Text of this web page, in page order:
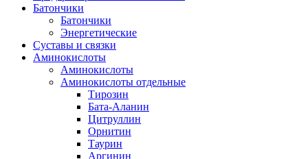
Батончики
Батончики
Энергетические
Суставы и связки
Аминокислоты
Аминокислоты
Аминокислоты отдельные
Тирозин
Бата-Аланин
Цитруллин
Орнитин
Таурин
Аргинин